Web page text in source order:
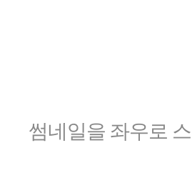
썸네일을 좌우로